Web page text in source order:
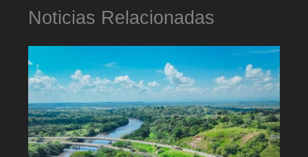
Noticias Relacionadas